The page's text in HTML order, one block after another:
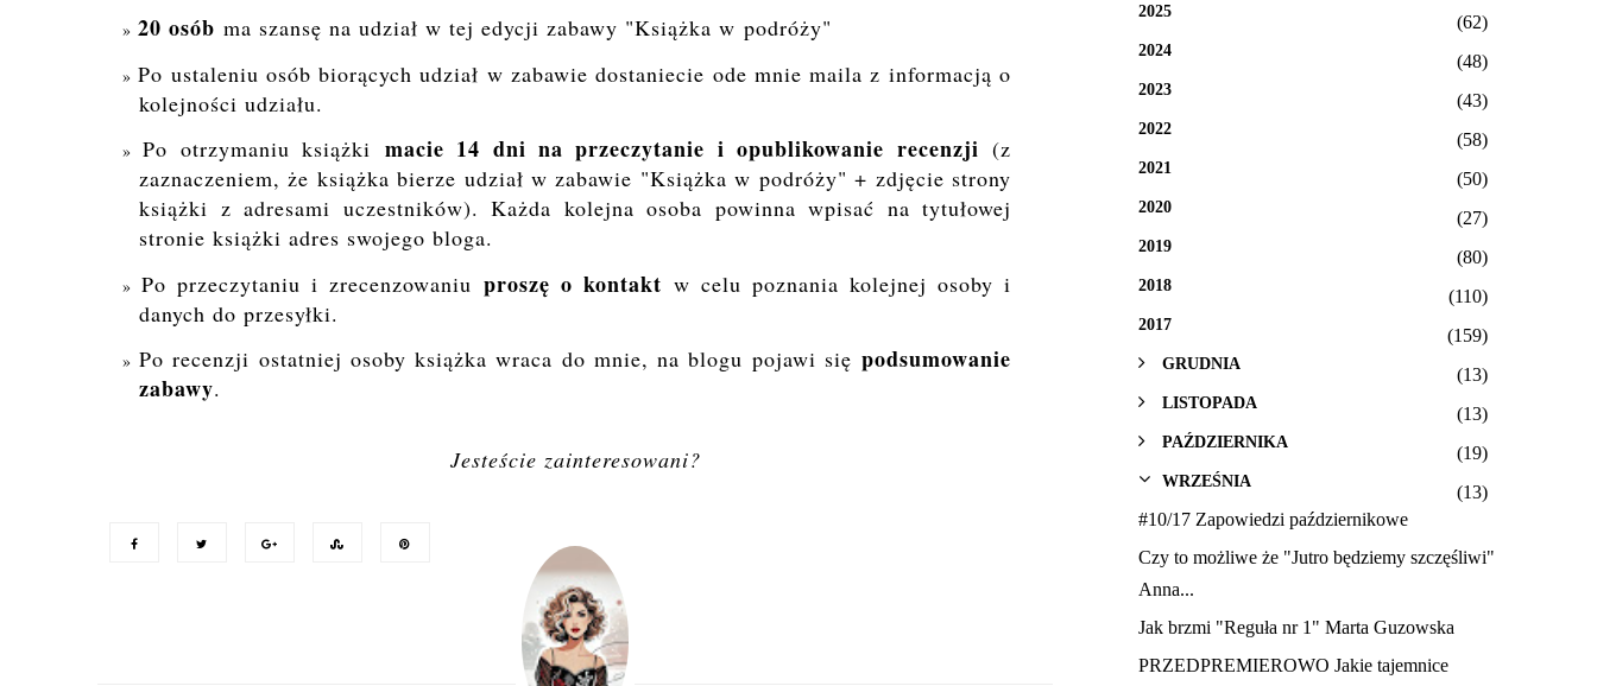
20 osób ma szansę na udział w tej edycji zabawy "Książka w podróży"
Po ustaleniu osób biorących udział w zabawie dostaniecie ode mnie maila z informacją o
kolejności udziału.
Po otrzymaniu książki macie 14 dni na przeczytanie i opublikowanie recenzji (z
zaznaczeniem, że książka bierze udział w zabawie "Książka w podróży" + zdjęcie strony
książki z adresami uczestników). Każda kolejna osoba powinna wpisać na tytułowej
stronie książki adres swojego bloga.
Po przeczytaniu i zrecenzowaniu proszę o kontakt w celu poznania kolejnej osoby i
danych do przesyłki.
Po recenzji ostatniej osoby książka wraca do mnie, na blogu pojawi siępodsumowanie
zabawy.
Jesteście zainteresowani?
2025
(62)
2024
(48)
2023
(43)
2022
(58)
2021
(50)
2020
(27)
2019
(80)
2018
(110)
2017
(159)
GRUDNIA
(13)
LISTOPADA
(13)
PAŹDZIERNIKA
(19)
WRZEŚNIA
(13)
#10/17 Zapowiedzi październikowe
Czy to możliwe że "Jutro będziemy szczęśliwi"
Anna...
Jak brzmi "Reguła nr 1" Marta Guzowska
PRZEDPREMIEROWO Jakie tajemnice